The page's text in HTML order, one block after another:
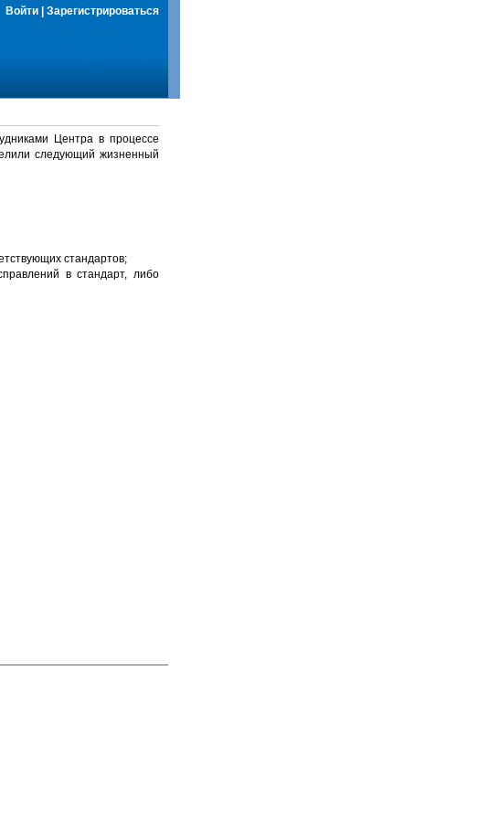
Войти Зарегистрироваться
Центра в процессе
следующий жизненный
стандартов;
в стандарт, либо